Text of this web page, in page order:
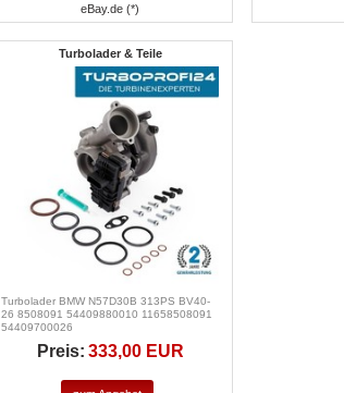
eBay.de (*)
Turbolader & Teile
Turbolader BMW N57D30B 313PS BV40-
26 8508091 54409880010 11658508091
54409700026
Preis: 333,00 EUR